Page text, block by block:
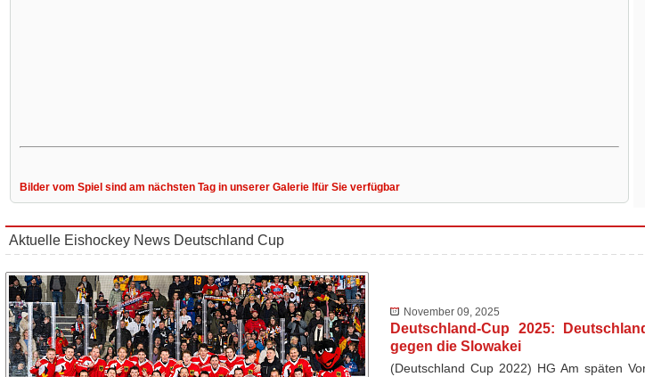
Bilder vom Spiel sind am nächsten Tag in unserer Galerie lfür Sie verfügbar
Aktuelle Eishockey News Deutschland Cup
November 09, 2025
Deutschland-Cup 2025:
gegen die Slowakei
(Deutschland Cup 2022) HG Am späten